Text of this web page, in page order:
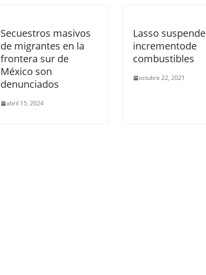
Secuestros masivos
de migrantes en la
frontera sur de
México son
denunciados
abril 15, 2024
Lasso suspende
incrementode
combustibles
octubre 22, 2021